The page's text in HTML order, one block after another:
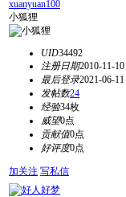
xuanyuan100
小狐狸
UID34492
注册日期2010-11-10
最后登录2021-06-11
发帖数24
经验34枚
威望0点
贡献值0点
好评度0点
加关注 写私信